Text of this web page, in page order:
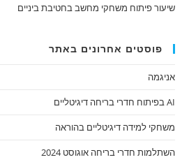
שיעור פיתוח משחקי מחשב בחטיבת ביניים
פוסטים אחרונים באתר
אניגמה
AI בפיתוח חדרי בריחה דיגיטליים
משחקי למידה דיגיטליים בהוראה
השתלמות חדרי בריחה אוגוסט 2024